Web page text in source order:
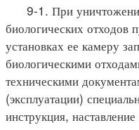
9-1. При
биологических отходов
установках ее камеру
биологическими
техническими
(эксплуатации)
инструкция,